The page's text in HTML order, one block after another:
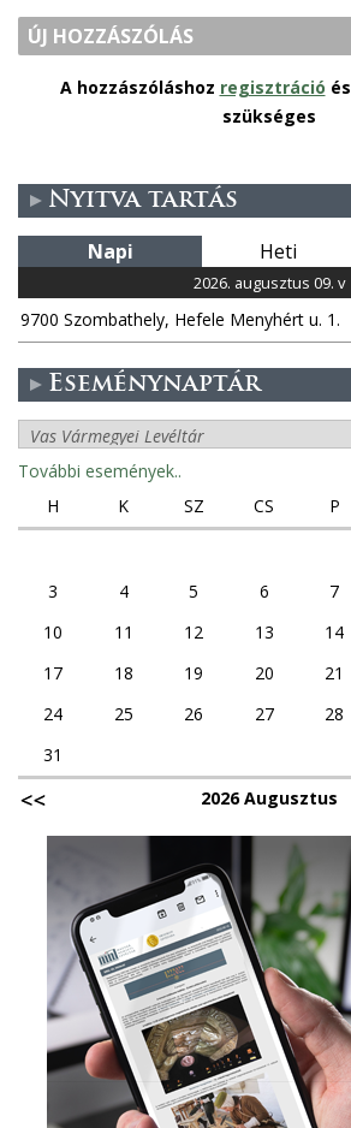
ÚJ HOZZÁSZÓLÁS
A hozzászóláshoz regisztráció és
szükséges
Nyitva tartás
Napi Heti
2026. augusztus 09. v
9700 Szombathely, Hefele Menyhért u. 1.
Eseménynaptár
További események..
H
K SZ CS P
3
4 5 6 7
10
11 12 13 14
17
18 19 20 21
24
25 26 27 28
31
2026 Augusztus